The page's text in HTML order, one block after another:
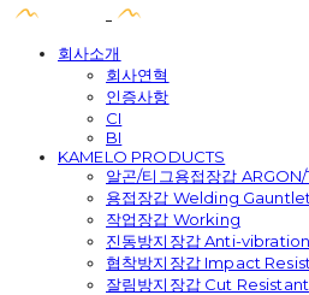
회사소개
회사연혁
인증사항
CI
BI
KAMELO PRODUCTS
알곤/티그용접장갑
용접장갑 Welding Gauntlet
작업장갑 Working
진동방지장갑 Anti-vibration
협착방지장갑 Impact
잘림방지장갑 Cut Resistant